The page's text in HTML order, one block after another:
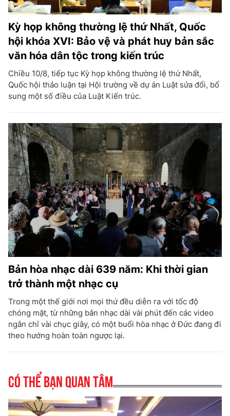
Kỳ họp không thường lệ thứ Nhất, Quốc
hội khóa XVI: Bảo vệ và phát huy bản sắc
văn hóa dân tộc trong kiến trúc
Chiều 10/8, tiếp tục Kỳ họp không thường lệ thứ Nhất,
Quốc hội thảo luận tại Hội trường về dự án Luật sửa đổi, bổ
sung một số điều của Luật Kiến trúc.
Bản hòa nhạc dài 639 năm: Khi thời gian
trở thành một nhạc cụ
Trong một thế giới nơi mọi thứ đều diễn ra với tốc độ
chóng mặt, từ những bản nhạc dài vài phút đến các video
ngắn chỉ vài chục giây, có một buổi hòa nhạc ở Đức đang đi
theo hướng hoàn toàn ngược lại.
Có thể bạn quan tâm